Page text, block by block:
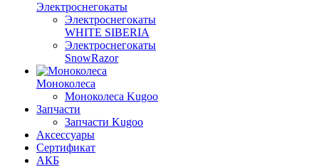
Электроснегокаты
Электроснегокаты
WHITE SIBERIA
Электроснегокаты
SnowRazor
Моноколеса
Моноколеса Kugoo
Запчасти
Запчасти Kugoo
Аксессуары
Сертификат
АКБ